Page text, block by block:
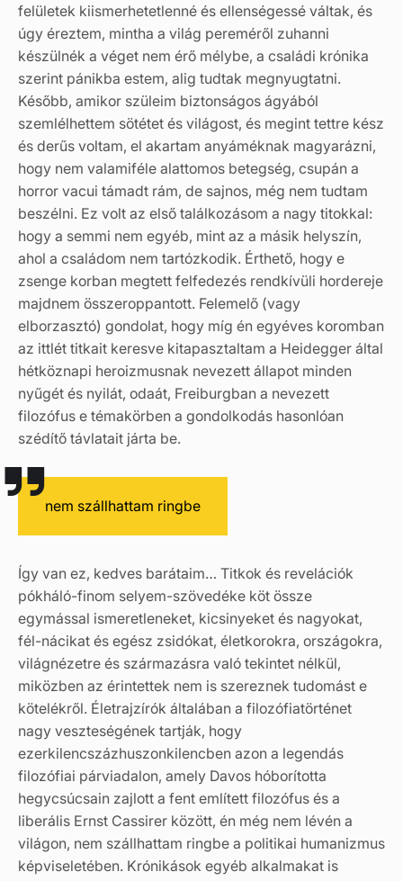
felületek kiismerhetetlenné és ellenségessé váltak, és
úgy éreztem, mintha a világ pereméről zuhanni
készülnék a véget nem érő mélybe, a családi krónika
szerint pánikba estem, alig tudtak megnyugtatni.
Később, amikor szüleim biztonságos ágyából
szemlélhettem sötétet és világost, és megint tettre kész
és derűs voltam, el akartam anyáméknak magyarázni,
hogy nem valamiféle alattomos betegség, csupán a
horror vacui támadt rám, de sajnos, még nem tudtam
beszélni. Ez volt az első találkozásom a nagy titokkal:
hogy a semmi nem egyéb, mint az a másik helyszín,
ahol a családom nem tartózkodik. Érthető, hogy e
zsenge korban megtett felfedezés rendkívüli hordereje
majdnem összeroppantott. Felemelő (vagy
elborzasztó) gondolat, hogy míg én egyéves koromban
az ittlét titkait keresve kitapasztaltam a Heidegger által
hétköznapi heroizmusnak nevezett állapot minden
nyűgét és nyilát, odaát, Freiburgban a nevezett
filozófus e témakörben a gondolkodás hasonlóan
szédítő távlatait járta be.
nem szállhattam ringbe
Így van ez, kedves barátaim… Titkok és revelációk
pókháló-finom selyem-szövedéke köt össze
egymással ismeretleneket, kicsinyeket és nagyokat,
fél-nácikat és egész zsidókat, életkorokra, országokra,
világnézetre és származásra való tekintet nélkül,
miközben az érintettek nem is szereznek tudomást e
kötelékről. Életrajzírók általában a filozófiatörténet
nagy veszteségének tartják, hogy
ezerkilencszázhuszonkilencben azon a legendás
filozófiai párviadalon, amely Davos hóborította
hegycsúcsain zajlott a fent említett filozófus és a
liberális Ernst Cassirer között, én még nem lévén a
világon, nem szállhattam ringbe a politikai humanizmus
képviseletében. Krónikások egyéb alkalmakat is